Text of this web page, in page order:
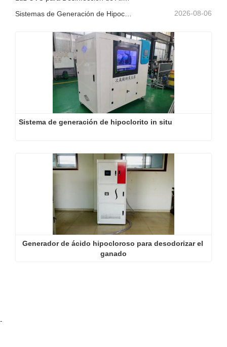
2026-08-06
Sistema de generación de hipoclorito in situ
Generador de ácido hipocloroso para desodorizar el
ganado
-